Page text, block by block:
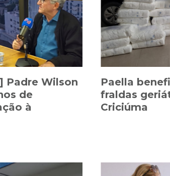
Padre Wilson
de
à
Paella
fraldas
Criciúma